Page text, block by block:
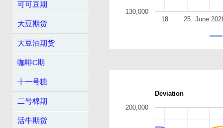
可可豆期
大豆期货
大豆油期货
咖啡C期
十一号糖
二号棉期
活牛期货
June
18 25
130,000
Deviation
200,000